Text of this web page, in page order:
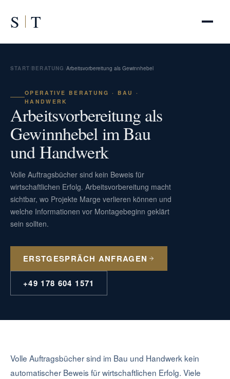
S T
START BERATUNG Arbeitsvorbereitung als Gewinnhebel
OPERATIVE BERATUNG · BAU ·
HANDWERK
Arbeitsvorbereitung als
Gewinnhebel im Bau
und Handwerk
Volle Auftragsbücher sind kein Beweis für
wirtschaftlichen Erfolg. Arbeitsvorbereitung macht
sichtbar, wo Projekte Marge verlieren können und
welche Informationen vor Montagebeginn geklärt
sein sollten.
ERSTGESPRÄCH ANFRAGEN
+49 178 604 1571
Volle Auftragsbücher sind im Bau und Handwerk kein
automatischer Beweis für wirtschaftlichen Erfolg. Viele